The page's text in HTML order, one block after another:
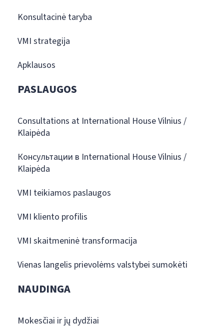
Konsultacinė taryba
VMI strategija
Apklausos
PASLAUGOS
Consultations at International House Vilnius /
Klaipėda
Консультации в International House Vilnius /
Klaipėda
VMI teikiamos paslaugos
VMI kliento profilis
VMI skaitmeninė transformacija
Vienas langelis prievolėms valstybei sumokėti
NAUDINGA
Mokesčiai ir jų dydžiai